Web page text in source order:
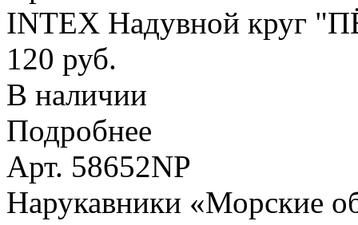
INTEX Надувной круг
120 руб.
В наличии
Подробнее
Арт. 58652NP
Нарукавники «Морские